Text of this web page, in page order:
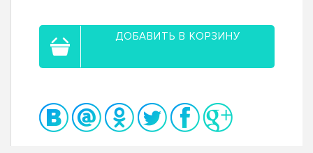
ДОБАВИТЬ В КОРЗИНУ